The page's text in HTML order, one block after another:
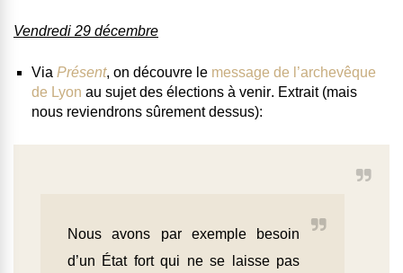
Vendredi 29 décembre
Via Présent, on découvre le message de l’archevêque
de Lyon au sujet des élections à venir. Extrait (mais
nous reviendrons sûrement dessus):
Nous avons par exemple besoin
d’un État fort qui ne se laisse pas